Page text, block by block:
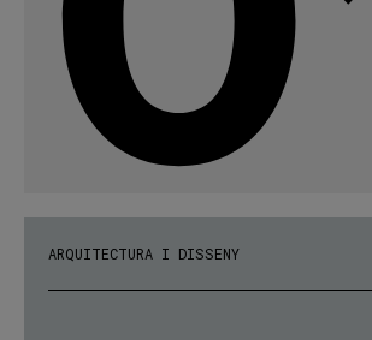
ARQUITECTURA I DISSENY